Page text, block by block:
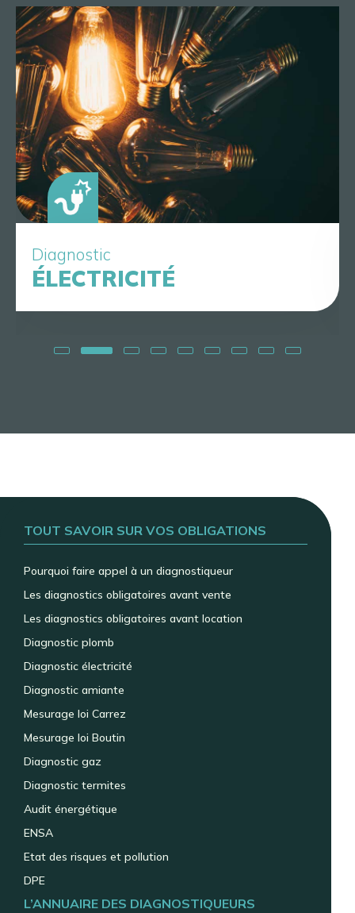
Diagnostic
ÉLECTRICITÉ
TOUT SAVOIR SUR VOS OBLIGATIONS
Pourquoi faire appel à un diagnostiqueur
Les diagnostics obligatoires avant vente
Les diagnostics obligatoires avant location
Diagnostic plomb
Diagnostic électricité
Diagnostic amiante
Mesurage loi Carrez
Mesurage loi Boutin
Diagnostic gaz
Diagnostic termites
Audit énergétique
ENSA
Etat des risques et pollution
DPE
L’ANNUAIRE DES DIAGNOSTIQUEURS